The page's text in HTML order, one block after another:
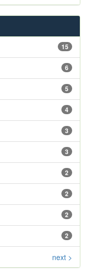
15
6
5
4
3
3
2
2
2
2
next >